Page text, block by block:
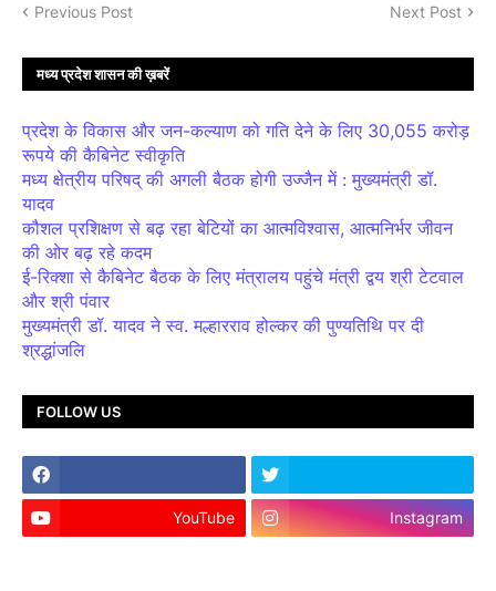
Previous Post Next Post
मध्य प्रदेश शासन की ख़बरें
प्रदेश के विकास और जन-कल्याण को गति देने के लिए 30,055 करोड़
रूपये की कैबिनेट स्वीकृति
मध्य क्षेत्रीय परिषद् की अगली बैठक होगी उज्जैन में : मुख्यमंत्री डॉ.
यादव
कौशल प्रशिक्षण से बढ़ रहा बेटियों का आत्मविश्वास, आत्मनिर्भर जीवन
की ओर बढ़ रहे कदम
ई-रिक्शा से कैबिनेट बैठक के लिए मंत्रालय पहुंचे मंत्री द्वय श्री टेटवाल
और श्री पंवार
मुख्यमंत्री डॉ. यादव ने स्व. मल्हारराव होल्कर की पुण्यतिथि पर दी
श्रद्धांजलि
FOLLOW US
YouTube Instagram